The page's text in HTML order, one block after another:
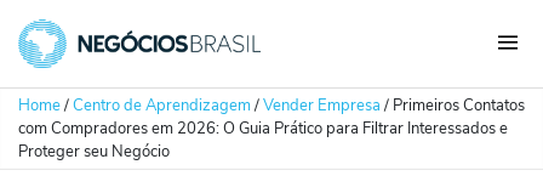
Home/Centro de Aprendizagem/Vender Empresa/ Primeiros Contatos
com Compradores em 2026: O Guia Prático para Filtrar Interessados e
Proteger seu Negócio